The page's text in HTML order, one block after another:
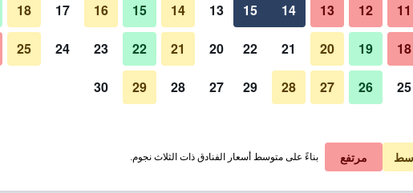
عرض الأسعار
عرض الأسعار
11
12
13
14
15
18
19
20
21
22
25
26
27
28
29
13
14
15
16
17
18
20
21
22
23
24
25
27
28
29
30
مرتفع بناءً على متوسط أسعار الفنادق ذات الثلاث نجوم.